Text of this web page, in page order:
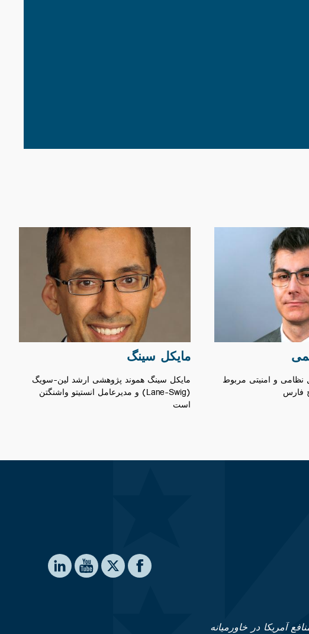
و امنیتی مربوط
فارس
مایکل سینگ
مایکل سینگ هموند پژوهشی ارشد لین-سویگ
(Lane-Swig) و مدیرعامل انستیتو واشنگتن
‌است
آمریکا در خاورمیانه
Social media
Institute on Facebook
Washington Institute on X
on YouTube
on LinkedIn